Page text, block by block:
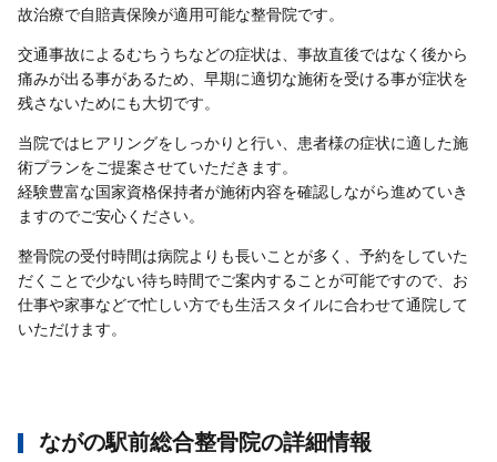
故治療で自賠責保険が適用可能な整骨院です。
交通事故によるむちうちなどの症状は、事故直後ではなく後から
痛みが出る事があるため、早期に適切な施術を受ける事が症状を
残さないためにも大切です。
当院ではヒアリングをしっかりと行い、患者様の症状に適した施
術プランをご提案させていただきます。
経験豊富な国家資格保持者が施術内容を確認しながら進めていき
ますのでご安心ください。
整骨院の受付時間は病院よりも長いことが多く、予約をしていた
だくことで少ない待ち時間でご案内することが可能ですので、お
仕事や家事などで忙しい方でも生活スタイルに合わせて通院して
いただけます。
ながの駅前総合整骨院の詳細情報